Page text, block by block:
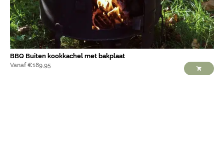
BBQ Buiten kookkachel met bakplaat
Vanaf €189,95